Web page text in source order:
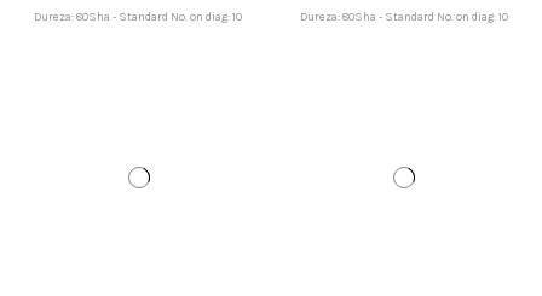
Dureza: 80Sha - Standard No. on diag: 10 Dureza: 80Sha - Standard No. on diag: 10